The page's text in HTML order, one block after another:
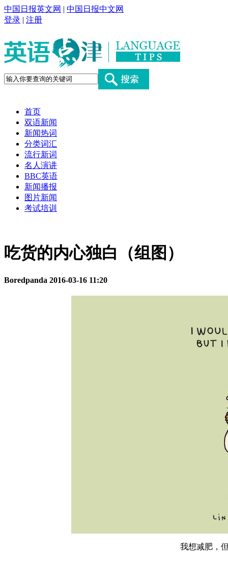
中国日报英文网 | 中国日报中文网
登录 | 注册
首页
双语新闻
新闻热词
分类词汇
流行新词
名人演讲
BBC英语
新闻播报
图片新闻
考试培训
吃货的内心独白（组图）
Boredpanda 2016-03-16 11:20
我想减肥，